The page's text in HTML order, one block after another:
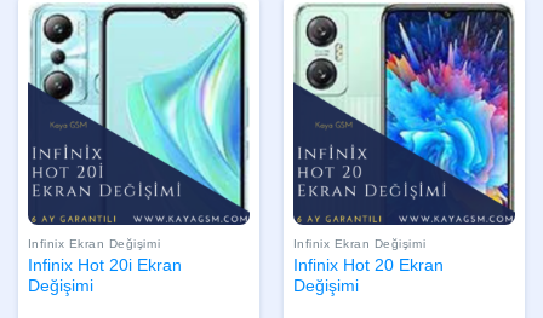
Infinix Ekran Değişimi
Infinix Hot 20i Ekran
Değişimi
Infinix Ekran Değişimi
Infinix Hot 20 Ekran
Değişimi